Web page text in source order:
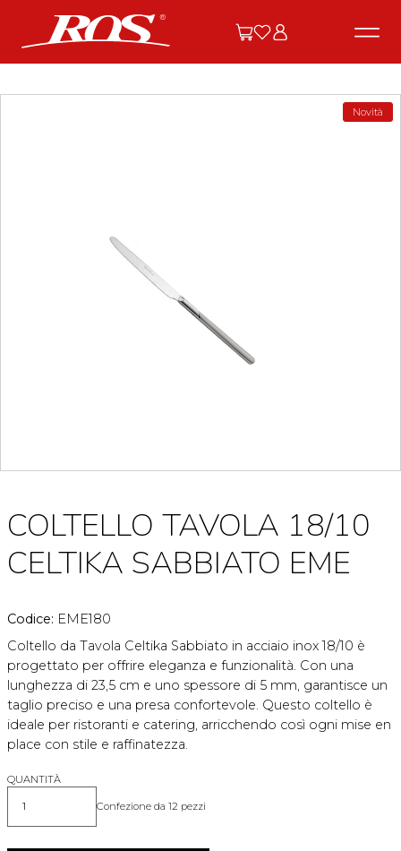
Novità
COLTELLO TAVOLA 18/10
CELTIKA SABBIATO EME
Codice: EME180
Coltello da Tavola Celtika Sabbiato in acciaio inox 18/10 è
progettato per offrire eleganza e funzionalità. Con una
lunghezza di 23,5 cm e uno spessore di 5 mm, garantisce un
taglio preciso e una presa confortevole. Questo coltello è
ideale per ristoranti e catering, arricchendo così ogni mise en
place con stile e raffinatezza.
QUANTITÀ
Quantità Confezione da 12 pezzi